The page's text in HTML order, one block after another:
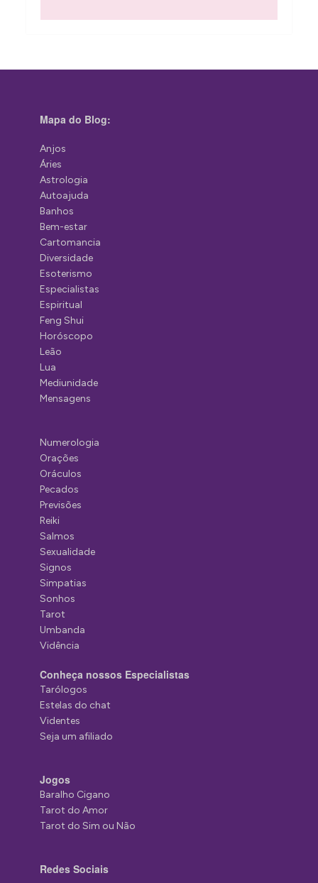
Mapa do Blog:
Anjos
Áries
Astrologia
Autoajuda
Banhos
Bem-estar
Cartomancia
Diversidade
Esoterismo
Especialistas
Espiritual
Feng Shui
Horóscopo
Leão
Lua
Mediunidade
Mensagens
Numerologia
Orações
Oráculos
Pecados
Previsões
Reiki
Salmos
Sexualidade
Signos
Simpatias
Sonhos
Tarot
Umbanda
Vidência
Conheça nossos Especialistas
Tarólogos
Estelas do chat
Videntes
Seja um afiliado
Jogos
Baralho Cigano
Tarot do Amor
Tarot do Sim ou Não
Redes Sociais